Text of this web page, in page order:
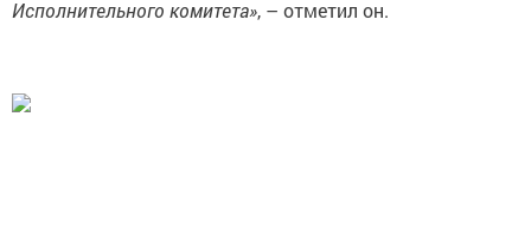
Исполнительного комитета», – отметил он.